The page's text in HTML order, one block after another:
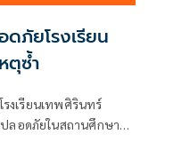
ภัยโรงเรียน
ตุซ้ำ
งเรียนเทพศิรินทร์
ลอดภัยในสถานศึกษา